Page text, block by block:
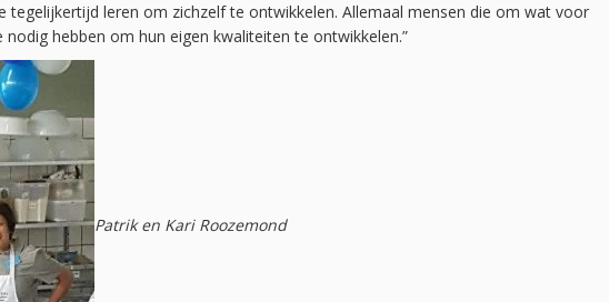
tegelijkertijd leren om zichzelf te ontwikkelen. Allemaal mensen die om wat voor
hebben om hun eigen kwaliteiten te ontwikkelen.”
Patrik en Kari Roozemond